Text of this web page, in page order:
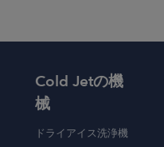
Cold Jetの機
械
ドライアイス洗浄機